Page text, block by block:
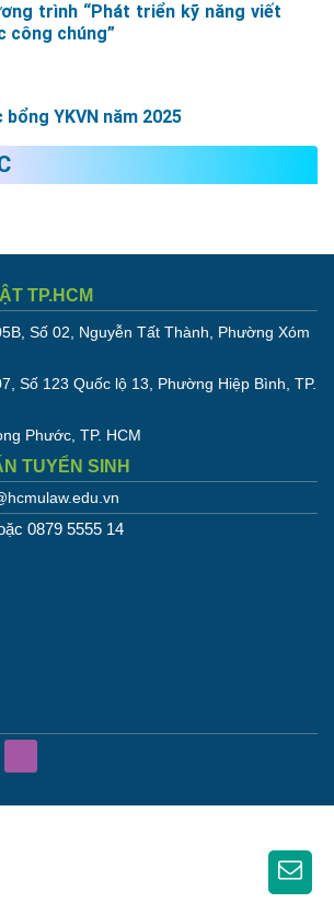
trình “Phát triển kỹ năng viết
công chúng”
YKVN năm 2025
TP.HCM
Số 02, Nguyễn Tất Thành, Phường Xóm
Số 123 Quốc lộ 13, Phường Hiệp Bình, TP.
Phước, TP. HCM
TUYỂN SINH
0879 5555 14